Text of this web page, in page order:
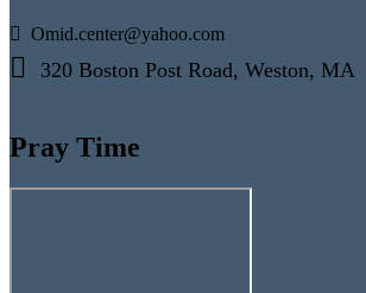
Omid.center@yahoo.com
320 Boston Post Road, Weston, MA
Pray Time